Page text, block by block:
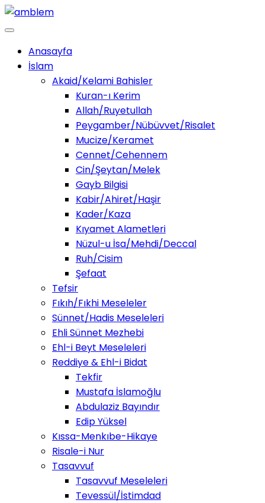
Anasayfa
İslam
Akaid/Kelami Bahisler
Kuran-ı Kerim
Allah/Ruyetullah
Peygamber/Nübüvvet/Risalet
Mucize/Keramet
Cennet/Cehennem
Cin/Şeytan/Melek
Gayb Bilgisi
Kabir/Ahiret/Haşir
Kader/Kaza
Kıyamet Alametleri
Nüzul-u İsa/Mehdi/Deccal
Ruh/Cisim
Şefaat
Tefsir
Fıkıh/Fıkhi Meseleler
Sünnet/Hadis Meseleleri
Ehli Sünnet Mezhebi
Ehl-i Beyt Meseleleri
Reddiye & Ehl-i Bidat
Tekfir
Mustafa İslamoğlu
Abdulaziz Bayındır
Edip Yüksel
Kıssa-Menkıbe-Hikaye
Risale-i Nur
Tasavvuf
Tasavvuf Meseleleri
Tevessül/İstimdad